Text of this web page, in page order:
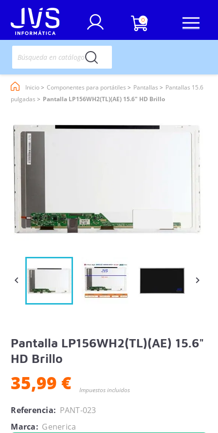
0
Inicio Componentes para portátiles Pantallas
Pantallas 15.6
pulgadas
Pantalla LP156WH2(TL)(AE) 15.6" HD Brillo
 
Pantalla LP156WH2(TL)(AE) 15.6"
HD Brillo
35,99 € Impuestos incluidos
Referencia: PANT-023
Marca: Generica